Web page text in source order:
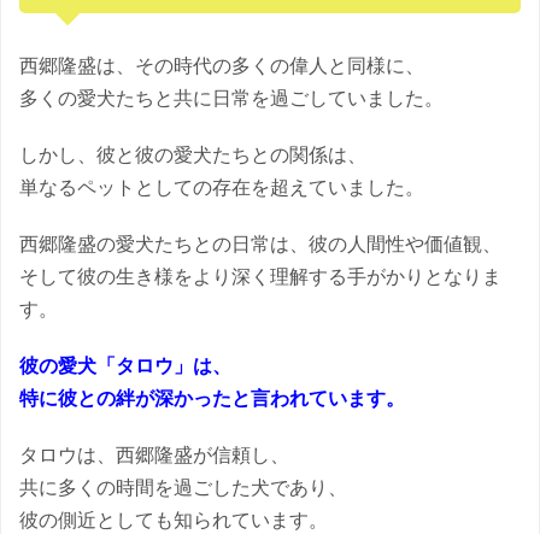
西郷隆盛は、その時代の多くの偉人と同様に、
多くの愛犬たちと共に日常を過ごしていました。
しかし、彼と彼の愛犬たちとの関係は、
単なるペットとしての存在を超えていました。
西郷隆盛の愛犬たちとの日常は、彼の人間性や価値観、
そして彼の生き様をより深く理解する手がかりとなりま
す。
彼の愛犬「タロウ」は、
特に彼との絆が深かったと言われています。
タロウは、西郷隆盛が信頼し、
共に多くの時間を過ごした犬であり、
彼の側近としても知られています。